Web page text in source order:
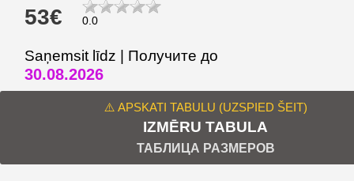
53€ 0.0
Saņemsit līdz | Получите до
30.08.2026
⚠️ APSKATI TABULU (UZSPIED ŠEIT)
IZMĒRU TABULA
ТАБЛИЦА РАЗМЕРОВ